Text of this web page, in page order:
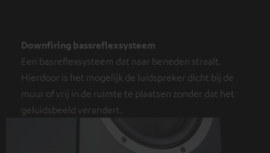
Downfiring bassreflexsysteem
Een basreflexsysteem dat naar beneden straalt.
Hierdoor is het mogelijk de luidspreker dicht bij de
muur of vrij in de ruimte te plaatsen zonder dat het
geluidsbeeld verandert.